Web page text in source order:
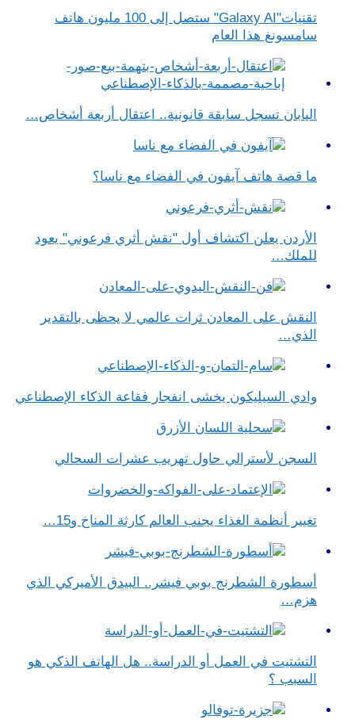
تقنيات"Galaxy AI" ستصل إلى 100 مليون هاتف
سامسونغ هذا العام
اليابان تسجل سابقة قانونية.. اعتقال أربعة أشخاص…
ما قصة هاتف آيفون في الفضاء مع ناسا؟
الأردن يعلن اكتشاف أول "نقش أثري فرعوني" يعود
للملك…
النقش على المعادن ثرات عالمي لا يحظى بالتقدير
الذي…
وادي السيليكون يخشى انفجار فقاعة الذكاء الإصطناعي
السجن لأسترالي حاول تهريب عشرات السحالي
تغيير أنظمة الغذاء يجنب العالم كارثة المناخ و15…
أسطورة الشطرنج بوبي فيشر.. البيدق الأميركي الذي
هزم…
التشتيت في العمل أو الدراسة.. هل الهاتف الذكي هو
السبب ؟